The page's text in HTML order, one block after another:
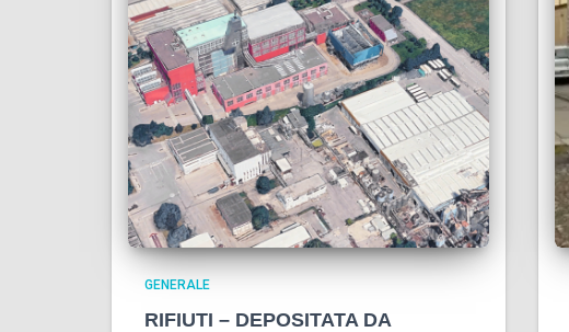
GENERALE
RIFIUTI – DEPOSITATA DA